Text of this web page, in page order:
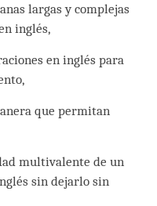
largas y complejas
inglés,
en inglés para
que permitan
multivalente de un
sin dejarlo sin